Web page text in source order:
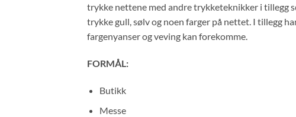
trykke nettene med andre trykketeknikker i tillegg
trykke gull, sølv og noen farger på nettet. I tillegg
fargenyanser og veving kan forekomme.
FORMÅL:
Butikk
Messe